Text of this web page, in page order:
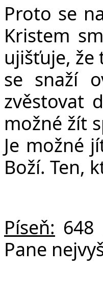
Proto se
Kristem
ujišťuje, že
se snaží
zvěstovat
možné žít
Je možné
Boží. Ten,
Píseň: 648
Pane